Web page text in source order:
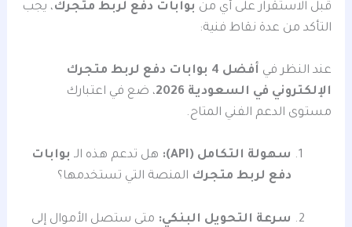
قبل الاستقرار على أي من بوابات دفع لربط متجرك، يجب
التأكد من عدة نقاط فنية:
عند النظر في
أفضل 4 بوابات دفع لربط متجرك
الإلكتروني في السعودية 2026
، ضع في اعتبارك
مستوى الدعم الفني المتاح.
سهولة التكامل (API): هل تدعم هذه الـ بوابات
دفع لربط متجرك المنصة التي تستخدمها؟
سرعة التحويل البنكي: متى ستصل الأموال إلى